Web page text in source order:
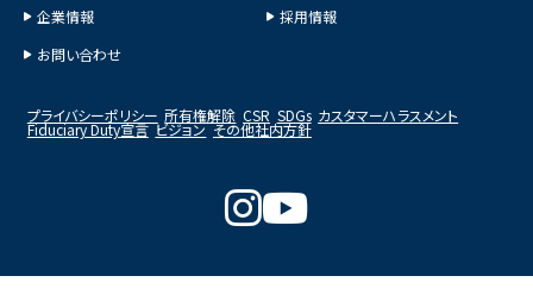
企業情報
採用情報
お問い合わせ
プライバシーポリシー 所有権解除 CSR SDGs カスタマーハラスメント
Fiduciary Duty宣言 ビジョン その他社内方針